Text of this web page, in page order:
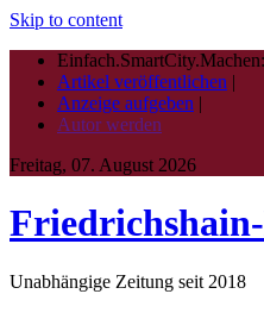
Skip to content
Artikel veröffentlichen |
Anzeige aufgeben |
Autor werden
Freitag, 07. August 2026
Unabhängige Zeitung seit 2018